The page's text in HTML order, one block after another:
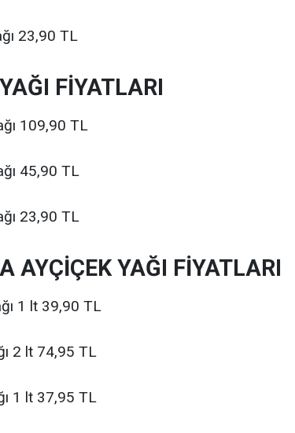
23,90 TL
FİYATLARI
109,90 TL
45,90 TL
23,90 TL
AYÇİÇEK YAĞI FİYATLARI
1 lt 39,90 TL
2 lt 74,95 TL
1 lt 37,95 TL